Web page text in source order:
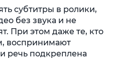
субтитры в ролики,
без звука и не
При этом даже те, кто
воспринимают
речь подкреплена